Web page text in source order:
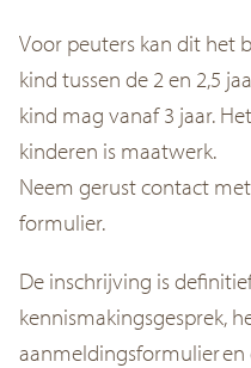
Voor peuters kan dit het
kind tussen de 2 en 2,5
kind mag vanaf 3 jaar.
kinderen is maatwerk.
Neem gerust contact
formulier.
De inschrijving is
kennismakingsgesprek,
aanmeldingsformulier